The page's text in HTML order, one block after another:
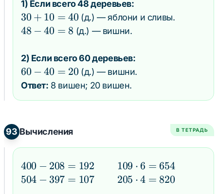
1) Если всего 48 деревьев:
30
+
=
40
30 + 10 = 40(д.) — яблони и сливы.
48
40
=
8
48 − 40 = 8 (д.) — вишни.
2) Если всего 60 деревьев:
60
-
60 − 40 = 20(д.) — вишни.
Ответ: 8 вишен; 20 вишен.
93 Вычисления В ТЕТРАДЬ
400
-
400 − 208 = 192
504
504 − 397 = 107
109
\cdot
109 ⋅ 6 = 654
205
205 ⋅4 = 820